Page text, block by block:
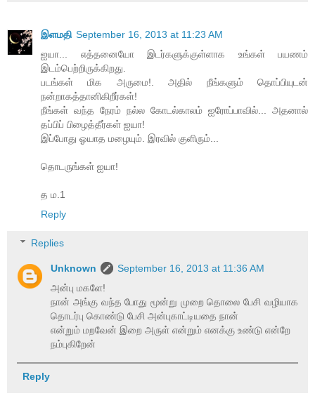
இளமதி September 16, 2013 at 11:23 AM
ஐயா... எத்தனையோ இடர்களுக்குள்ளாக உங்கள் பயணம்
இடம்பெற்றிருக்கிறது.
படங்கள் மிக அருமை!. அதில் நீங்களும் தொப்பியுடன்
நன்றாகத்தானிகிறீர்கள்!
நீங்கள் வந்த நேரம் நல்ல கோடல்காலம் ஐரோப்பாவில்... அதனால்
தப்பிப் பிழைத்தீர்கள் ஐயா!
இப்போது ஓயாத மழையும். இரவில் குளிரும்...
தொடருங்கள் ஐயா!
த ம.1
Reply
Replies
Unknown
September 16, 2013 at 11:36 AM
அன்பு மகளே!
நான் அங்கு வந்த போது மூன்று முறை தொலை பேசி வழியாக
தொடர்பு கொண்டு பேசி அன்புகாட்டியதை நான்
என்றும் மறவேன் இறை அருள் என்றும் எனக்கு உண்டு என்றே
நம்புகிறேன்
Reply